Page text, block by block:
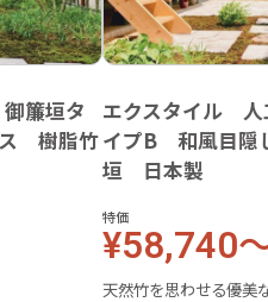
簾垣タ
樹脂竹
エクスタイル
イプB 和風目隠
垣 日本製
特価
¥58,740
天然竹を思わせる優美